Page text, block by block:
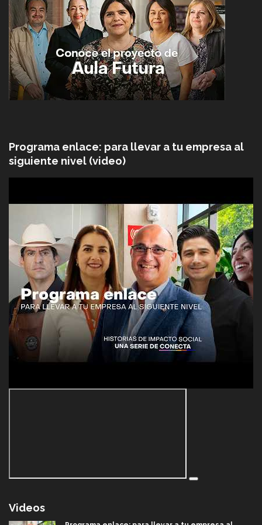
Programa enlace: para llevar a tu empresa al
siguiente nivel (video)
Videos